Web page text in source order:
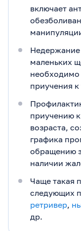
включает
маленьких
необходимо
приучения к
приучению
возраста,
графика
обращению
наличии
Чаще такая
следующих
ретривер,
др.